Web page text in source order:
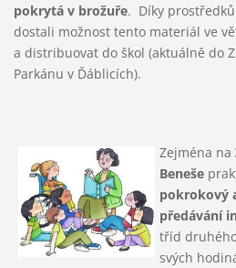
pokrytá v brožuře. Díky
dostali možnost tento materiál ve
a distribuovat do škol (aktuálně do
Parkánu v Ďáblicích).
Zejména na
Beneše
pokrokový
předávání
tříd
svých